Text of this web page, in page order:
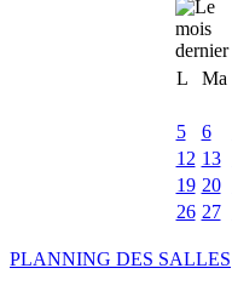
L
Ma
5
6
12 13
19 20
26 27
PLANNING DES SALLES